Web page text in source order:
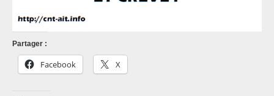
Partager :
Facebook X